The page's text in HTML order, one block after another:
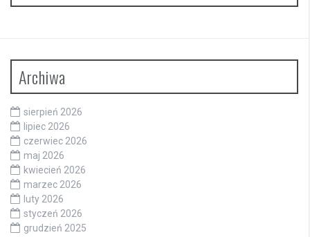
Archiwa
sierpień 2026
lipiec 2026
czerwiec 2026
maj 2026
kwiecień 2026
marzec 2026
luty 2026
styczeń 2026
grudzień 2025